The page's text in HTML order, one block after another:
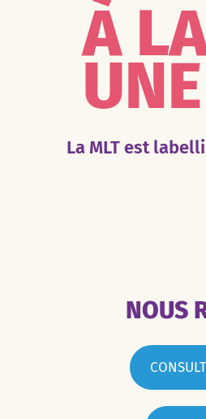
À
UNE
La MLT est
NOUS